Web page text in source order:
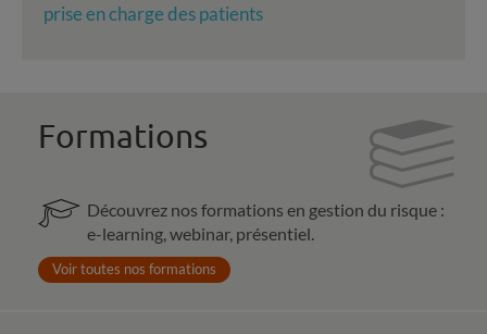
prise en charge des patients
Formations
Découvrez nos formations en gestion du risque :
e-learning, webinar, présentiel.
Voir toutes nos formations